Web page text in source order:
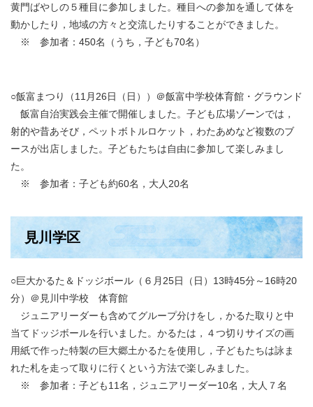
黄門ばやしの５種目に参加しました。種目への参加を通して体を
動かしたり，地域の方々と交流したりすることができました。
※ 参加者：450名（うち，子ども70名）
○飯富まつり（11月26日（日））＠飯富中学校体育館・グラウンド
飯富自治実践会主催で開催しました。子ども広場ゾーンでは，
射的や昔あそび，ペットボトルロケット，わたあめなど複数のブ
ースが出店しました。子どもたちは自由に参加して楽しみまし
た。
​ ※ 参加者：子ども約60名，大人20名
見川学区
○巨大かるた＆ドッジボール（６月25日（日）13時45分～16時20
分）＠見川中学校 体育館
ジュニアリーダーも含めてグループ分けをし，かるた取りと中
当てドッジボールを行いました。かるたは，４つ切りサイズの画
用紙で作った特製の巨大郷土かるたを使用し，子どもたちは詠ま
れた札を走って取りに行くという方法で楽しみました。
※ 参加者：子ども11名，ジュニアリーダー10名，大人７名